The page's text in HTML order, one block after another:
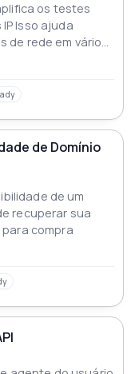
os testes
Isso ajuda
de rede em vários
de Domínio
de um
recuperar sua
compra